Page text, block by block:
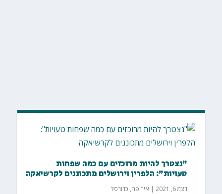
"נצטרך להיות מרוכזים עם כמה שפחות
טעויות": הלפרין וירושלים מתכוננים לקרשיאקה
דצמ 6, 2021 | אירופה, כדורסל